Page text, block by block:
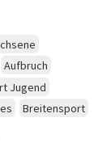
Aufbruch
Jugend
Breitensport